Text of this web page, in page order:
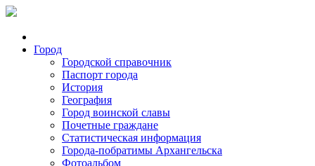
Город
Городской справочник
Паспорт города
История
География
Город воинской славы
Почетные граждане
Статистическая информация
Города-побратимы Архангельска
Фотоальбом